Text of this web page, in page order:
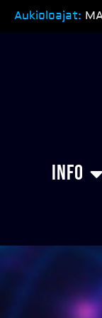
Siirry
Aukioloajat:
Info